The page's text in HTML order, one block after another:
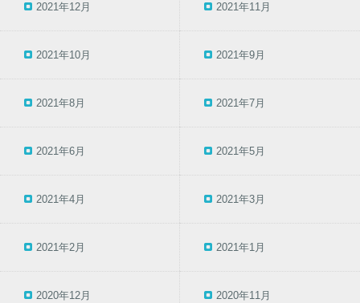
2021年12月 2021年11月
2021年10月 2021年9月
2021年8月 2021年7月
2021年6月 2021年5月
2021年4月 2021年3月
2021年2月 2021年1月
2020年12月 2020年11月